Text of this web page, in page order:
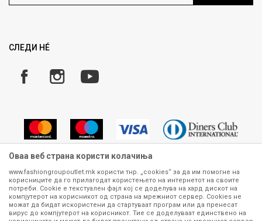
Замена и рефундација на производи
Плаќање
СЛЕДИ НÉ
Сите информации околу производите кои се изложени на нашата
онлајн продавница се стремиме да бидат конкретни, точни и прецизни,
меѓутоа не можеме да гарантираме дека се без ниту една грешка или
пак дека сите производи во моментот се достапни на залиха.
Оваа веб страна користи колачиња
www.fashiongroupoutlet.mk користи тнр. „cookies“ за да им помогне на
корисниците да го прилагодат користењето на интернетот на своите
потреби. Cookie е текстуален фајл кој се доделува на хард дискот на
компјутерот на корисникот од страна на мрежниот сервер. Cookies не
можат да бидат искористени да стартуваат програм или да пренесат
вирус до компјутерот на корисникот. Тие се доделуваат единствено на